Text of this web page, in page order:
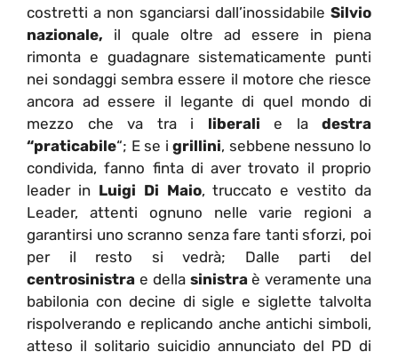
costretti a non sganciarsi dall’inossidabile Silvio
nazionale, il quale oltre ad essere in piena
rimonta e guadagnare sistematicamente punti
nei sondaggi sembra essere il motore che riesce
ancora ad essere il legante di quel mondo di
mezzo che va tra i liberali e la destra
“praticabile“; E se igrillini, sebbene nessuno lo
condivida, fanno finta di aver trovato il proprio
leader in Luigi Di Maio, truccato e vestito da
Leader, attenti ognuno nelle varie regioni a
garantirsi uno scranno senza fare tanti sforzi, poi
per il resto si vedrà; Dalle parti del
centrosinistra e della sinistraè veramente una
babilonia con decine di sigle e siglette talvolta
rispolverando e replicando anche antichi simboli,
atteso il solitario suicidio annunciato del PD di